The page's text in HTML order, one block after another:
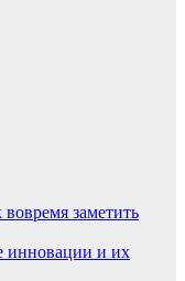
заметить
инновации и их